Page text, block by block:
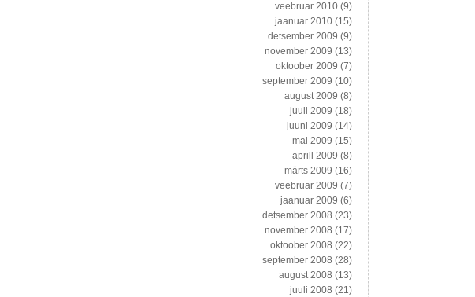
veebruar 2010 (9)
jaanuar 2010 (15)
detsember 2009 (9)
november 2009 (13)
oktoober 2009 (7)
september 2009 (10)
august 2009 (8)
juuli 2009 (18)
juuni 2009 (14)
mai 2009 (15)
aprill 2009 (8)
märts 2009 (16)
veebruar 2009 (7)
jaanuar 2009 (6)
detsember 2008 (23)
november 2008 (17)
oktoober 2008 (22)
september 2008 (28)
august 2008 (13)
juuli 2008 (21)